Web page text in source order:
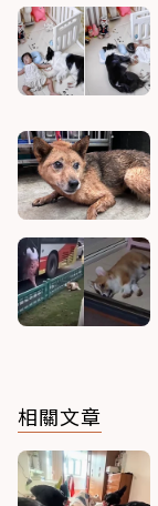
相關文章